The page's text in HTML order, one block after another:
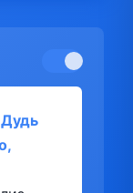
Дудь